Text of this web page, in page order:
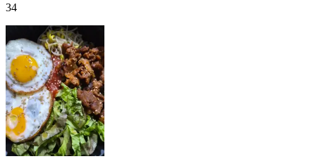
34